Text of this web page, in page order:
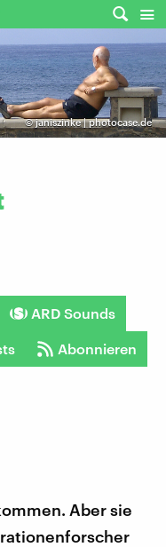
©janiszinke | photocase.de
ARD Sounds
Abonnieren
Aber sie